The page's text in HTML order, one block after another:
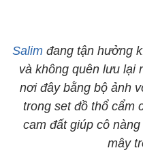
Salim đang tận hưởng
và không quên lưu lại
nơi đây bằng bộ ảnh
trong set đồ thổ cẩm
cam đất giúp cô
mây